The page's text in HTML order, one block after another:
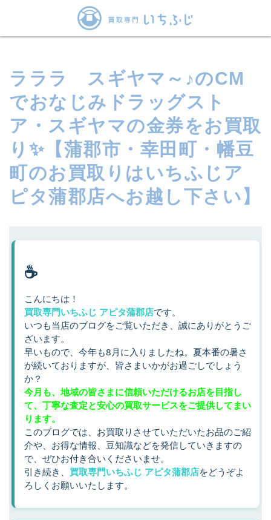
ラララ スギヤマ～♪のCM
でおなじみドラッグスト
ア・スギヤマの金券をお買取
り✨【蒲郡市・幸田町・幡豆
町のお買取りはいちふじア
ピタ蒲郡店へお越し下さい】
☕
こんにちは！
買取専門いちふじ アピタ蒲郡店です。
いつも当店のブログをご覧いただき、誠にありがとうご
ざいます。
早いもので、今年も8月に入りましたね。夏本番の暑さ
が続いておりますが、皆さまいかがお過ごしでしょう
か？
今月も、地域の皆さまに信頼いただけるお店を目指し
て、丁寧な査定と安心の買取サービスをご提供してまい
ります。
このブログでは、お買取りさせていただいたお品のご紹
介や、お得な情報、豆知識などを発信していきますの
で、ぜひお付き合いくださいませ。
引き続き、 買取専門いちふじ アピタ蒲郡店をどうぞよ
ろしくお願いいたします。